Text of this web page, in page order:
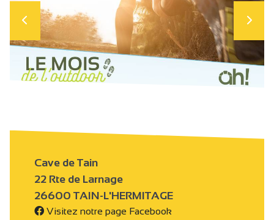
Cave de Tain
22 Rte de Larnage
26600 TAIN-L'HERMITAGE
Visitez notre page Facebook